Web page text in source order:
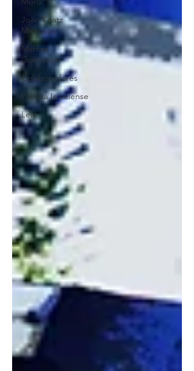
João Koatz
Miragaya
Marcos
Gorinstein
Colaboradores
Política Israelense
Leis